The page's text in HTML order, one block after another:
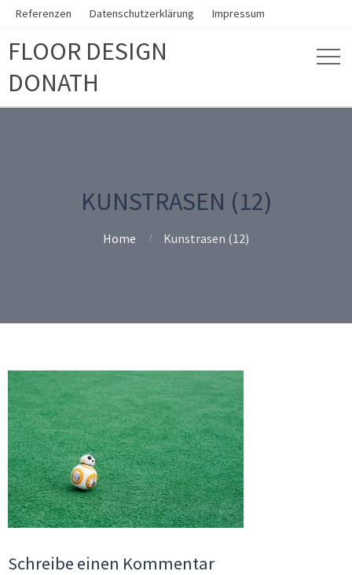
Referenzen Datenschutzerklärung Impressum
FLOOR DESIGN
DONATH
KUNSTRASEN (12)
Home Kunstrasen (12)
Schreibe einen Kommentar